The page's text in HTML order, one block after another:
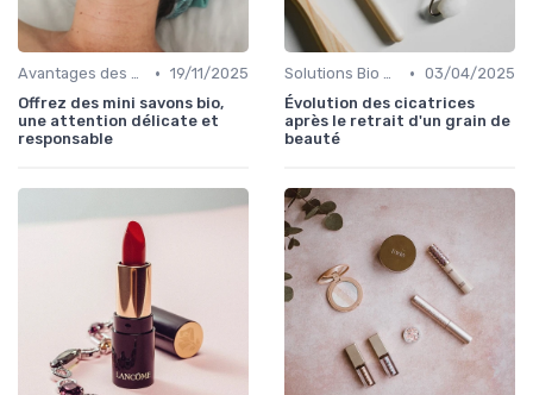
Avantages des Cosmétiques Bio • 19/11/2025
Offrez des mini savons bio,
une attention délicate et
responsable
Solutions Bio pour Problèmes de Peau • 03/04/2025
Évolution des cicatrices
après le retrait d'un grain de
beauté